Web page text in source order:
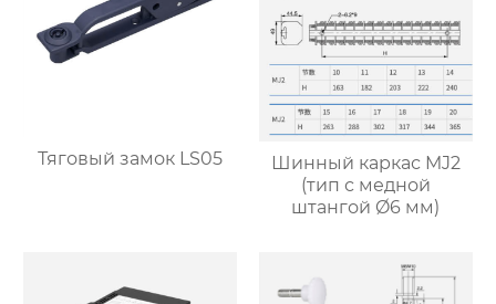
Тяговый замок LS05
Шинный каркас MJ2
(тип с медной
штангой Ø6 мм)